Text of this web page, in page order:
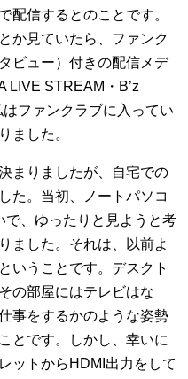
配信するとのことです。
か見ていたら、ファンク
ビュー）付きの配信メデ
LIVE STREAM・B’z
ファンクラブに入ってい
ました。
まりましたが、自宅での
た。当初、ノートパソコ
で、ゆったりと見ようと考
ました。それは、以前よ
いうことです。デスクト
の部屋にはテレビはな
事をするかのような姿勢
とです。しかし、幸いに
ットからHDMI出力をして